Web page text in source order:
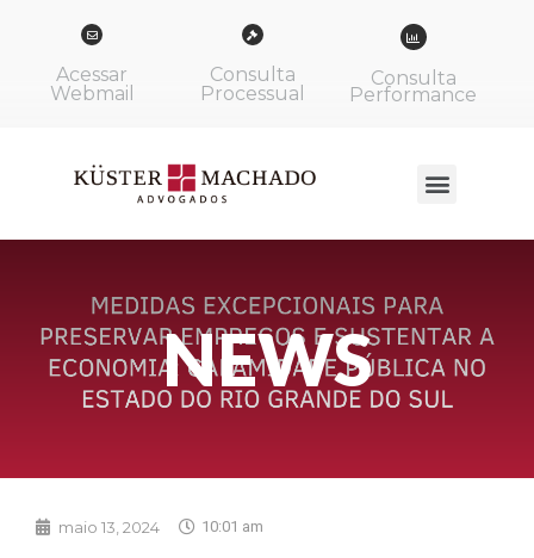
Acessar
Webmail
Consulta
Processual
Consulta
Performance
NEWS
maio 13, 2024 10:01 am